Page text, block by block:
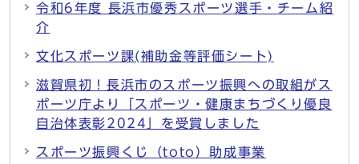
令和6年度 長浜市優秀スポーツ選手・チーム紹
介
文化スポーツ課(補助金等評価シート)
滋賀県初！長浜市のスポーツ振興への取組がス
ポーツ庁より「スポーツ・健康まちづくり優良
自治体表彰2024」を受賞しました
スポーツ振興くじ（toto）助成事業